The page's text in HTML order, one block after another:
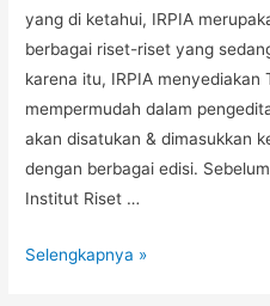
yang di ketahui, IRPIA
berbagai riset-riset yang
karena itu, IRPIA menyediakan
mempermudah dalam
akan disatukan & dimasukkan
dengan berbagai edisi.
Institut Riset …
Selengkapnya »